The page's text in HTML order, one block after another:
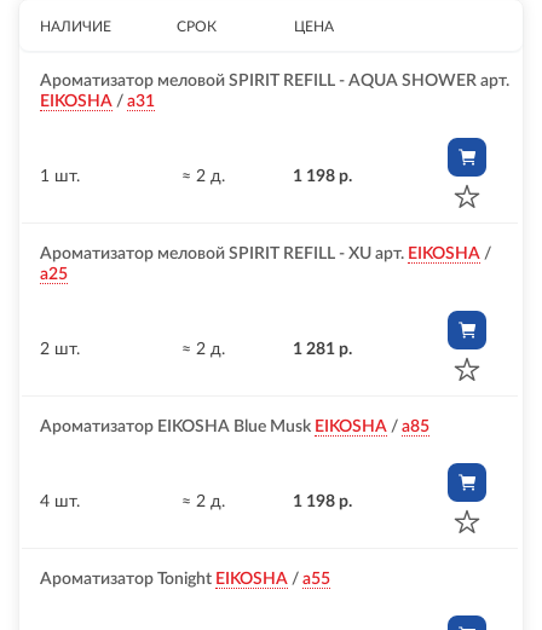
НАЛИЧИЕ СРОК ЦЕНА
Ароматизатор меловой SPIRIT REFILL - AQUA SHOWER арт.
EIKOSHA / a31
1 шт. ≈ 2 д. 1 198 р.
Ароматизатор меловой SPIRIT REFILL - XU арт. EIKOSHA /
a25
2 шт. ≈ 2 д. 1 281 р.
Ароматизатор EIKOSHA Blue Musk EIKOSHA / a85
4 шт. ≈ 2 д. 1 198 р.
Ароматизатор Tonight EIKOSHA / a55